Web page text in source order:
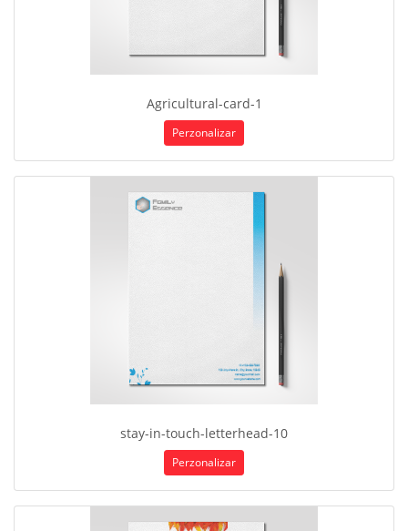
Agricultural-card-1
Perzonalizar
stay-in-touch-letterhead-10
Perzonalizar